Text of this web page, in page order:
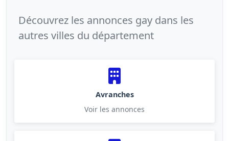
Découvrez les annonces gay dans les
autres villes du département
Avranches
Voir les annonces